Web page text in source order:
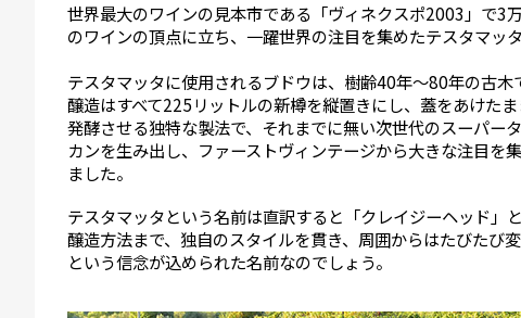
世界最大のワインの見本市である「ヴィネクスポ2003」で3
のワインの頂点に立ち、一躍世界の注目を集めたテスタマッタ
テスタマッタに使用されるブドウは、樹齢40年～80年の古木
醸造はすべて225リットルの新樽を縦置きにし、蓋をあけたま
発酵させる独特な製法で、それまでに無い次世代のスーパー
カンを生み出し、ファーストヴィンテージから大きな注目を
ました。
テスタマッタという名前は直訳すると「クレイジーヘッド」
醸造方法まで、独自のスタイルを貫き、周囲からはたびたび
という信念が込められた名前なのでしょう。